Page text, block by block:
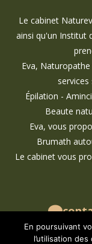
Le cabinet
ainsi qu'un Institut
Eva,
Épilation -
Beaute
Eva, vous
Brumath
Le cabinet vous
En poursuivant
l’utilisation